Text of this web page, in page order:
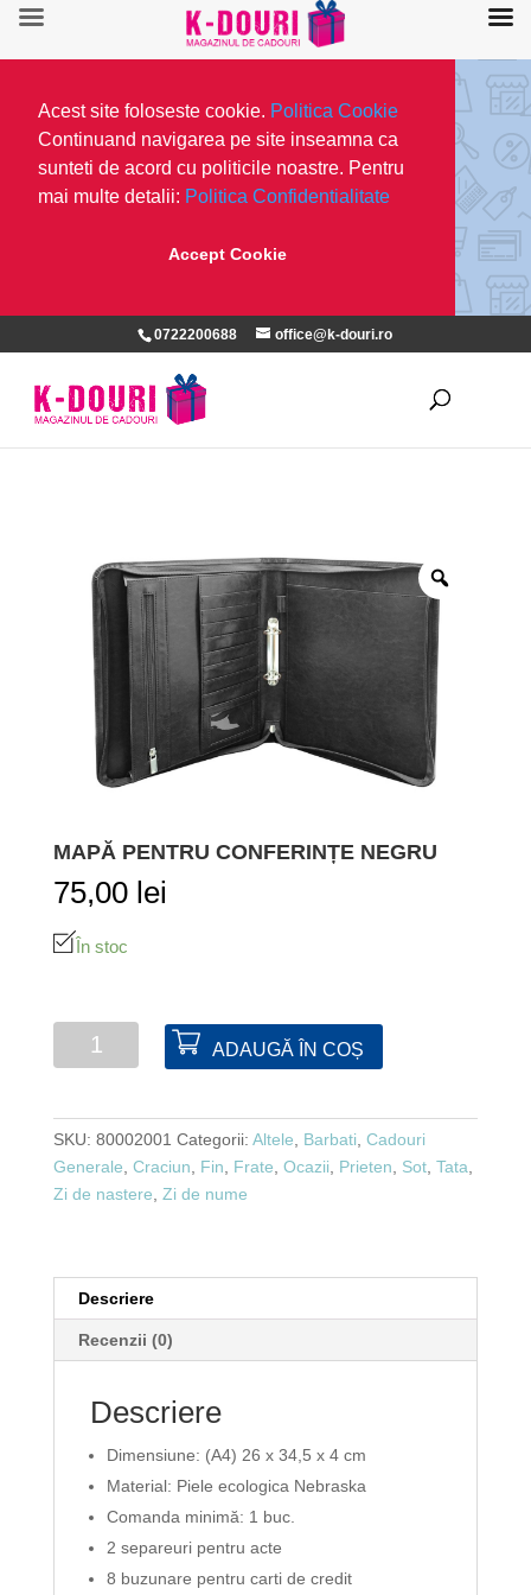
Acest site foloseste cookie. Politica Cookie
Continuand navigarea pe site inseamna ca
sunteti de acord cu politicile noastre. Pentru
mai multe detalii: Politica Confidentialitate
Accept Cookie
0722200688 office@k-douri.ro
MAPĂ PENTRU CONFERINȚE NEGRU
75,00 lei
În stoc
Cantitate
Mapă
conferințe
negru
ADAUGĂ ÎN COȘ
SKU: 80002001 Categorii: Altele, Barbati, Cadouri
Generale, Craciun, Fin, Frate, Ocazii, Prieten, Sot, Tata,
Zi de nastere, Zi de nume
Descriere
Recenzii (0)
Descriere
Dimensiune: (A4) 26 x 34,5 x 4 cm
Material: Piele ecologica Nebraska
Comanda minimă: 1 buc.
2 separeuri pentru acte
8 buzunare pentru carti de credit